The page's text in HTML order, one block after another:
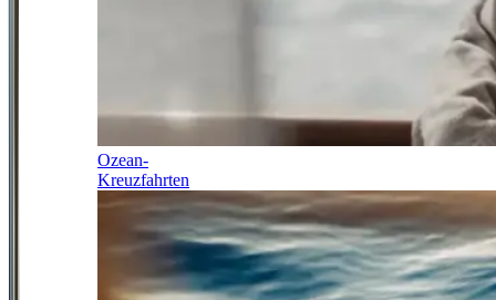
Ozean-
Kreuzfahrten